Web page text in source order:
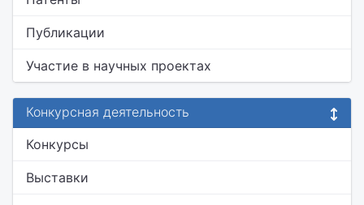
Публикации
Участие в научных проектах
Конкурсная деятельность
Конкурсы
Выставки